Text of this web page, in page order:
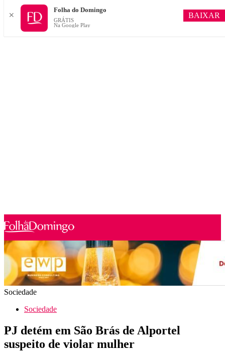
Sociedade
Sociedade
PJ detém em São Brás de Alportel
suspeito de violar mulher
✕
Folha do Domingo
GRÁTIS
Na Google Play
BAIXAR